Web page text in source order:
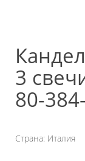
3
80-
Страна: Италия